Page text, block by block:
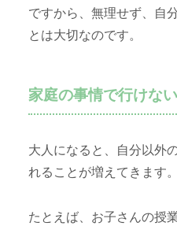
ですから、無理せず、自
とは大切なのです。
家庭の事情で行けな
大人になると、自分以外
れることが増えてきます。
たとえば、お子さんの授